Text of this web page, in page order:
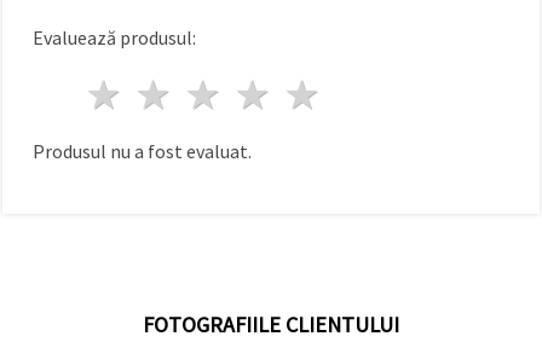
Аcceptati
Evaluează produsul:
4 stele
3 stele
2 stele
1 stea
Produsul nu a fost evaluat.
FOTOGRAFIILE CLIENTULUI